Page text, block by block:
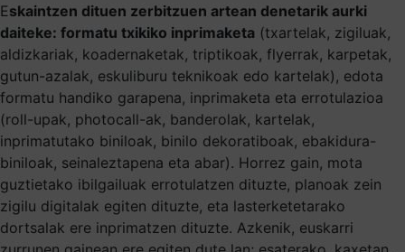
Eskaintzen dituen zerbitzuen artean denetarik aurki
daiteke: formatu txikiko inprimaketa (txartelak, zigiluak,
aldizkariak, koadernaketak, triptikoak, flyerrak, karpetak,
gutun-azalak, eskuliburu teknikoak edo kartelak), edota
formatu handiko garapena, inprimaketa eta errotulazioa
(roll-upak, photocall-ak, banderolak, kartelak,
inprimatutako biniloak, binilo dekoratiboak, ebakidura-
biniloak, seinaleztapena eta abar). Horrez gain, mota
guztietako ibilgailuak errotulatzen dituzte, planoak zein
zigilu digitalak egiten dituzte, eta lasterketetarako
dortsalak ere inprimatzen dituzte. Azkenik, euskarri